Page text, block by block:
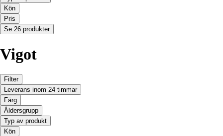
Kön
Pris
Se 26 produkter
Vigot
Filter
Leverans inom 24 timmar
Färg
Åldersgrupp
Typ av produkt
Kön